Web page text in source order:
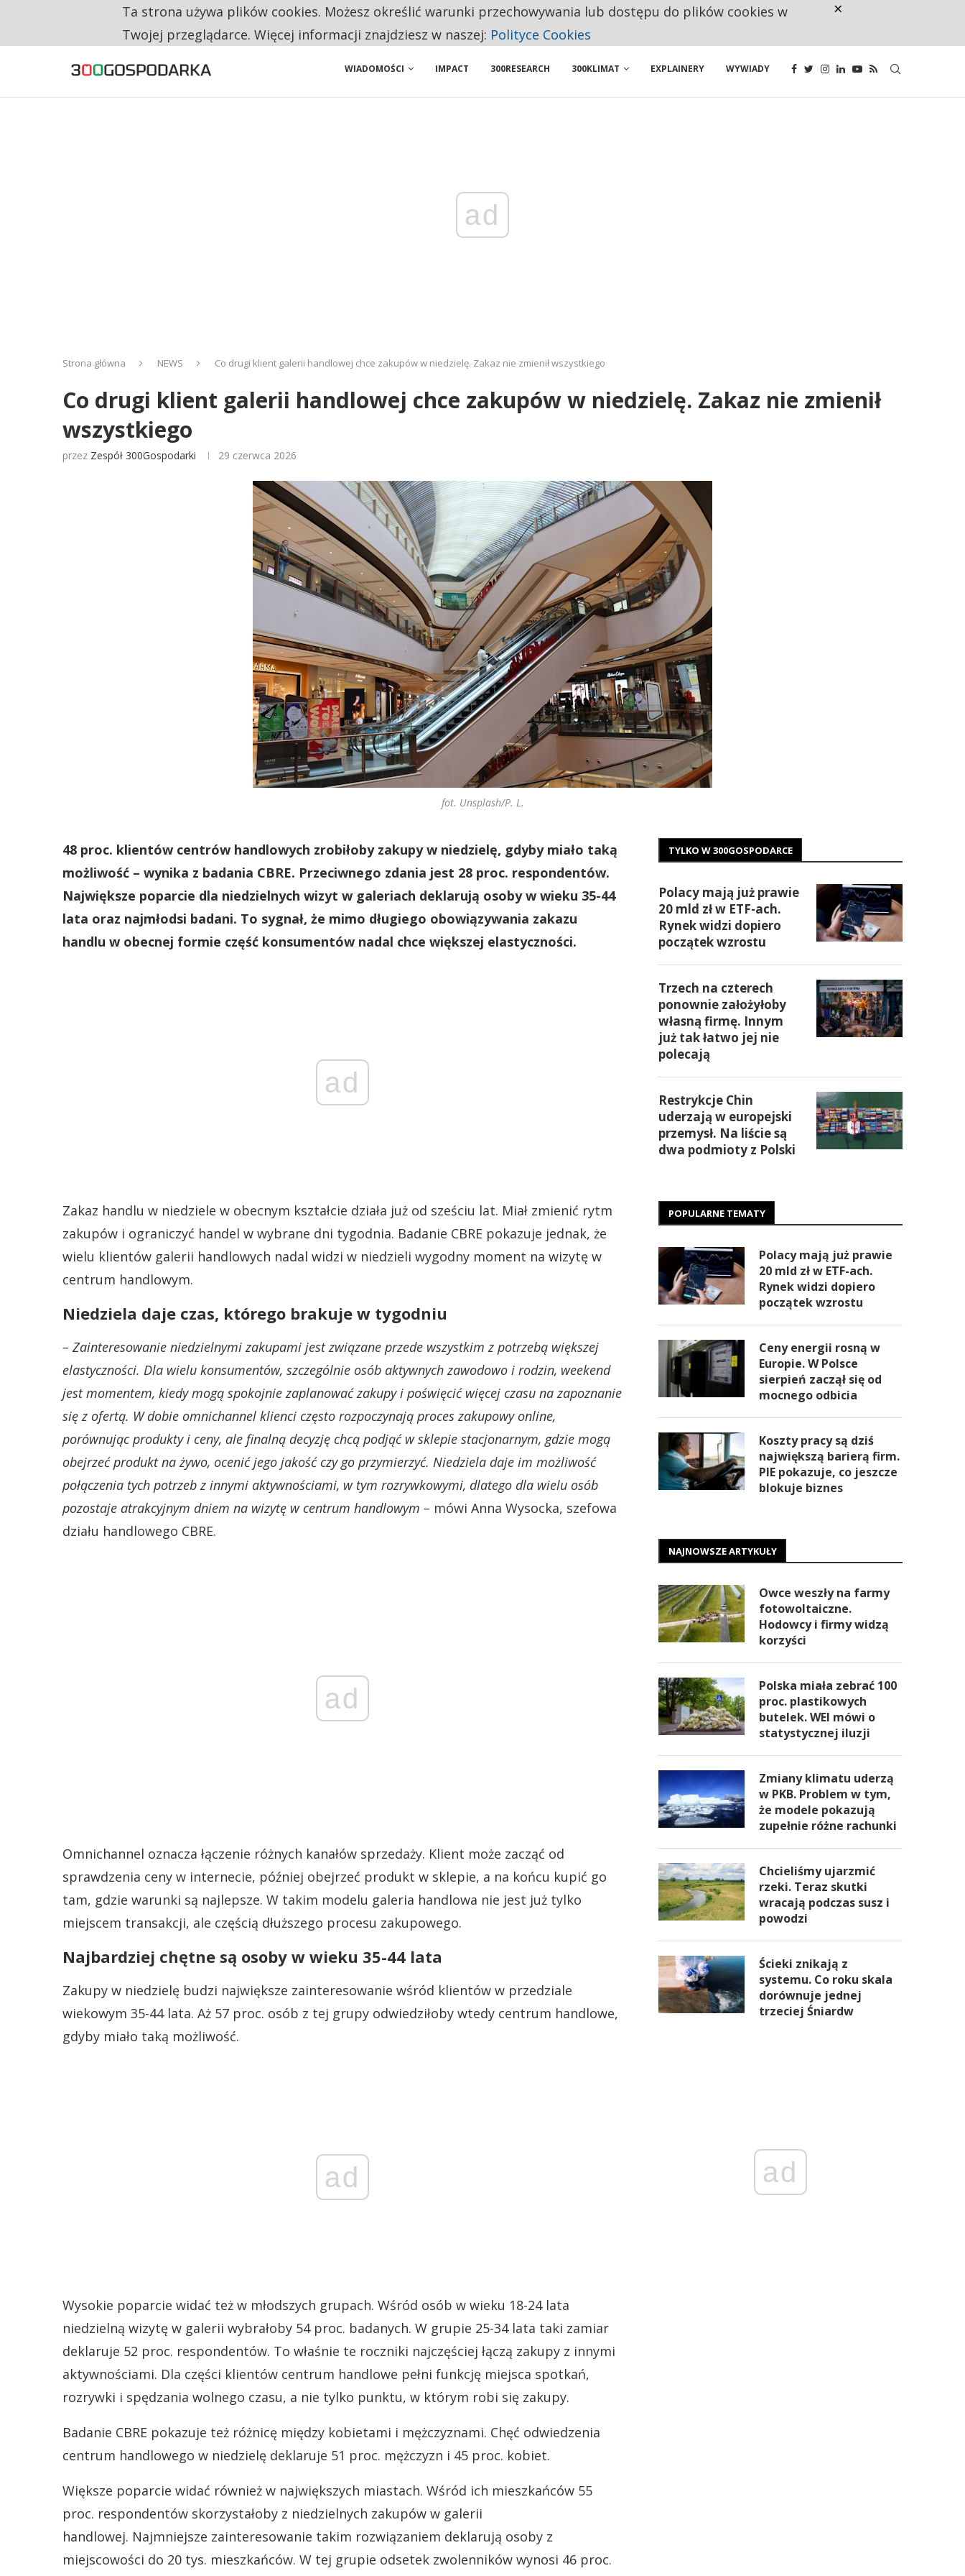
RESTRYKCJE CHIN UDERZAJĄ W EUROPEJSKI PRZEMYSŁ. NA LIŚCIE SĄ DWA PODMIOTY Z POLSKI
WIADOMOŚCI IMPACT 300RESEARCH 300KLIMAT EXPLAINERY WYWIADY
ad
Strona główna NEWS Co drugi klient galerii handlowej chce zakupów w niedzielę. Zakaz nie zmienił wszystkiego
Co drugi klient galerii handlowej chce zakupów w niedzielę. Zakaz nie zmienił
wszystkiego
przez Zespół 300Gospodarki 29 czerwca 2026
fot. Unsplash/P. L.
48 proc. klientów centrów handlowych zrobiłoby zakupy w niedzielę, gdyby miało taką
możliwość – wynika z badania CBRE. Przeciwnego zdania jest 28 proc. respondentów.
Największe poparcie dla niedzielnych wizyt w galeriach deklarują osoby w wieku 35-44
lata oraz najmłodsi badani. To sygnał, że mimo długiego obowiązywania zakazu
handlu w obecnej formie część konsumentów nadal chce większej elastyczności.
ad
Zakaz handlu w niedziele w obecnym kształcie działa już od sześciu lat. Miał zmienić rytm
zakupów i ograniczyć handel w wybrane dni tygodnia. Badanie CBRE pokazuje jednak, że
wielu klientów galerii handlowych nadal widzi w niedzieli wygodny moment na wizytę w
centrum handlowym.
Niedziela daje czas, którego brakuje w tygodniu
– Zainteresowanie niedzielnymi zakupami jest związane przede wszystkim z potrzebą większej
elastyczności. Dla wielu konsumentów, szczególnie osób aktywnych zawodowo i rodzin, weekend
jest momentem, kiedy mogą spokojnie zaplanować zakupy i poświęcić więcej czasu na zapoznanie
się z ofertą. W dobie omnichannel klienci często rozpoczynają proces zakupowy online,
porównując produkty i ceny, ale finalną decyzję chcą podjąć w sklepie stacjonarnym, gdzie mogą
obejrzeć produkt na żywo, ocenić jego jakość czy go przymierzyć. Niedziela daje im możliwość
połączenia tych potrzeb z innymi aktywnościami, w tym rozrywkowymi, dlatego dla wielu osób
pozostaje atrakcyjnym dniem na wizytę w centrum handlowym – mówi Anna Wysocka, szefowa
działu handlowego CBRE.
ad
Omnichannel oznacza łączenie różnych kanałów sprzedaży. Klient może zacząć od
sprawdzenia ceny w internecie, później obejrzeć produkt w sklepie, a na końcu kupić go
tam, gdzie warunki są najlepsze. W takim modelu galeria handlowa nie jest już tylko
miejscem transakcji, ale częścią dłuższego procesu zakupowego.
Najbardziej chętne są osoby w wieku 35-44 lata
Zakupy w niedzielę budzi największe zainteresowanie wśród klientów w przedziale
wiekowym 35-44 lata. Aż 57 proc. osób z tej grupy odwiedziłoby wtedy centrum handlowe,
gdyby miało taką możliwość.
ad
Wysokie poparcie widać też w młodszych grupach. Wśród osób w wieku 18-24 lata
niedzielną wizytę w galerii wybrałoby 54 proc. badanych. W grupie 25-34 lata taki zamiar
deklaruje 52 proc. respondentów. To właśnie te roczniki najczęściej łączą zakupy z innymi
aktywnościami. Dla części klientów centrum handlowe pełni funkcję miejsca spotkań,
rozrywki i spędzania wolnego czasu, a nie tylko punktu, w którym robi się zakupy.
Badanie CBRE pokazuje też różnicę między kobietami i mężczyznami. Chęć odwiedzenia
centrum handlowego w niedzielę deklaruje 51 proc. mężczyzn i 45 proc. kobiet.
Większe poparcie widać również w największych miastach. Wśród ich mieszkańców 55
proc. respondentów skorzystałoby z niedzielnych zakupów w galerii
handlowej. Najmniejsze zainteresowanie takim rozwiązaniem deklarują osoby z
miejscowości do 20 tys. mieszkańców. W tej grupie odsetek zwolenników wynosi 46 proc.
TYLKO W 300GOSPODARCE
Polacy mają już prawie
20 mld zł w ETF-ach.
Rynek widzi dopiero
początek wzrostu
Trzech na czterech
ponownie założyłoby
własną firmę. Innym
już tak łatwo jej nie
polecają
Restrykcje Chin
uderzają w europejski
przemysł. Na liście są
dwa podmioty z Polski
POPULARNE TEMATY
Polacy mają już prawie
20 mld zł w ETF-ach.
Rynek widzi dopiero
początek wzrostu
Ceny energii rosną w
Europie. W Polsce
sierpień zaczął się od
mocnego odbicia
Koszty pracy są dziś
największą barierą firm.
PIE pokazuje, co jeszcze
blokuje biznes
NAJNOWSZE ARTYKUŁY
Owce weszły na farmy
fotowoltaiczne.
Hodowcy i firmy widzą
korzyści
Polska miała zebrać 100
proc. plastikowych
butelek. WEI mówi o
statystycznej iluzji
Zmiany klimatu uderzą
w PKB. Problem w tym,
że modele pokazują
zupełnie różne rachunki
Chcieliśmy ujarzmić
rzeki. Teraz skutki
wracają podczas susz i
powodzi
Ścieki znikają z
systemu. Co roku skala
dorównuje jednej
trzeciej Śniardw
ad
Ta strona używa plików cookies. Możesz określić warunki przechowywania lub dostępu do plików cookies w
Twojej przeglądarce. Więcej informacji znajdziesz w naszej: Polityce Cookies
×